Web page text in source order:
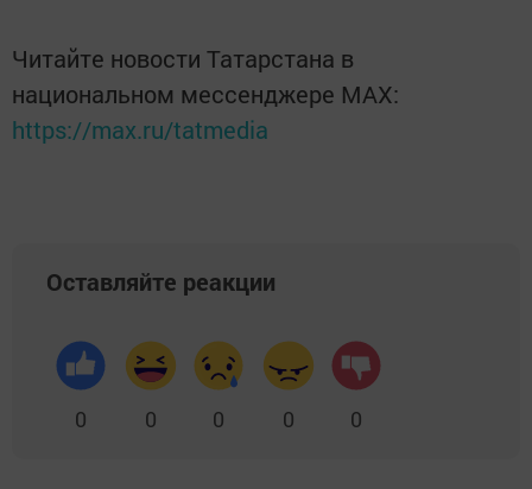
Читайте новости Татарстана в
национальном мессенджере MАХ:
https://max.ru/tatmedia
Оставляйте реакции
0 0 0 0 0